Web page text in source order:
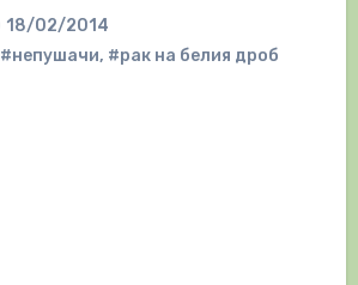
18/02/2014
#непушачи, #рак на белия дроб